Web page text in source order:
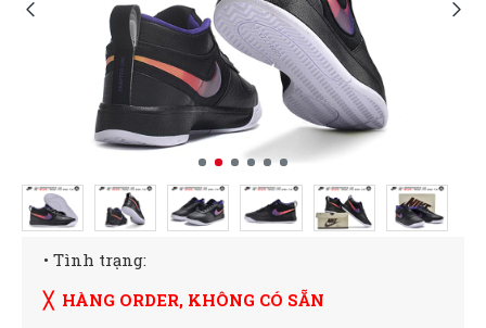
• Tình trạng:
╳ HÀNG ORDER, KHÔNG CÓ SẴN